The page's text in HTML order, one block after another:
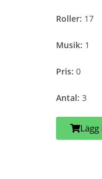
Roller: 17
Musik: 1
Pris: 0
Antal: 3